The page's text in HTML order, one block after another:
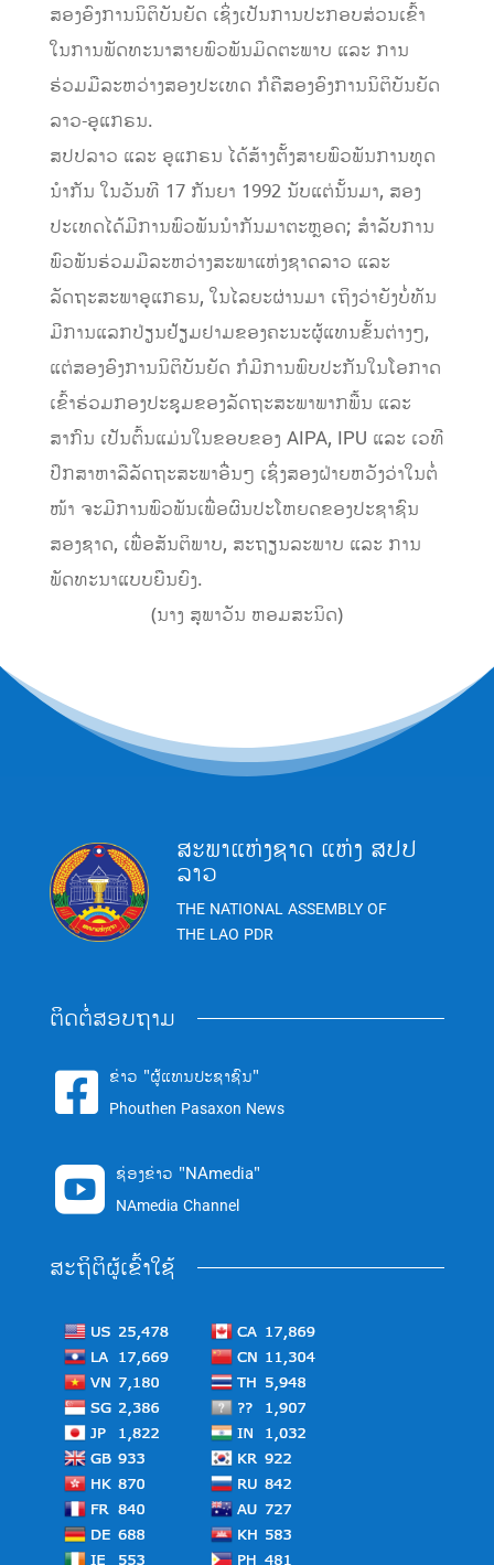
ສອງອົງການນິຕິບັນຍັດ ເຊິ່ງເປັນການປະກອບສ່ວນເຂົ້າ
ໃນການພັດທະນາສາຍພົວພັນມິດຕະພາບ ແລະ ການ
ຮ່ວມມືລະຫວ່າງສອງປະເທດ ກໍຄືສອງອົງການນິຕິບັນຍັດ
ລາວ-ອູແກຣນ.
ສປປລາວ ແລະ ອູແກຣນ ໄດ້ສ້າງຕັ້ງສາຍພົວພັນການທູດ
ນໍາກັນ ໃນວັນທີ 17 ກັນຍາ 1992 ນັບແຕ່ນັ້ນມາ, ສອງ
ປະເທດໄດ້ມີການພົວພັນນຳກັນມາຕະຫຼອດ; ສຳລັບການ
ພົວພັນຮ່ວມມືລະຫວ່າງສະພາແຫ່ງຊາດລາວ ແລະ
ລັດຖະສະພາອູແກຣນ, ໃນໄລຍະຜ່ານມາ ເຖິງວ່າຍັງບໍ່ທັນ
ມີການແລກປ່ຽນຢ້ຽມຢາມຂອງຄະນະຜູ້ແທນຂັ້ນຕ່າງໆ,
ແຕ່ສອງອົງການນິຕິບັນຍັດ ກໍມີການພົບປະກັນໃນໂອກາດ
ເຂົ້າຮ່ວມກອງປະຊຸມຂອງລັດຖະສະພາພາກພື້ນ ແລະ
ສາກົນ ເປັນຕົ້ນແມ່ນໃນຂອບຂອງ AIPA, IPU ແລະ ເວທີ
ປຶກສາຫາລືລັດຖະສະພາອື່ນໆ ເຊິ່ງສອງຝ່າຍຫວັງວ່າໃນຕໍ່
ໜ້າ ຈະມີການພົວພັນເພື່ອຜົນປະໂຫຍດຂອງປະຊາຊົນ
ສອງຊາດ, ເພື່ອສັນຕິພາບ, ສະຖຽນລະພາບ ແລະ ການ
ພັດທະນາແບບຍືນຍົງ.
(ນາງ ສຸພາວັນ ຫອມສະນິດ)
ສະພາແຫ່ງຊາດ ແຫ່ງ ສປປ
ລາວ
THE NATIONAL ASSEMBLY OF
THE LAO PDR
ຕິດຕໍ່ສອບຖາມ
 ຂ່າວ "ຜູ້ແທນປະຊາຊົນ"
Phouthen Pasaxon News
 ຊ່ອງຂ່າວ "NAmedia"
NAmedia Channel
ສະຖິຕິຜູ້ເຂົ້າໃຊ້